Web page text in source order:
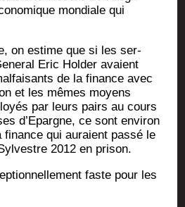
mon­diale qui
on estime que si les ser­
Eric Hol­der avaient
de la finance avec
et les mêmes moyens
par leurs pairs au cours
d’Epargne, ce sont envi­ron
finance qui auraient pas­sé le
2012 en prison.
faste pour les